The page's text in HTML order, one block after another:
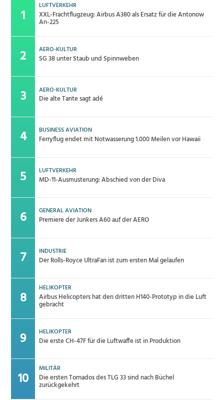
LUFTVERKEHR
XXL-Frachtflugzeug: Airbus A380 als Ersatz für die Antonow
An-225
AERO-KULTUR
SG 38 unter Staub und Spinnweben
AERO-KULTUR
Die alte Tante sagt adé
BUSINESS AVIATION
Ferryflug endet mit Notwasserung 1.000 Meilen vor Hawaii
LUFTVERKEHR
MD-11-Ausmusterung: Abschied von der Diva
GENERAL AVIATION
Premiere der Junkers A60 auf der AERO
INDUSTRIE
Der Rolls-Royce UltraFan ist zum ersten Mal gelaufen
HELIKOPTER
Airbus Helicopters hat den dritten H140-Prototyp in die Luft
gebracht
HELIKOPTER
Die erste CH-47F für die Luftwaffe ist in Produktion
MILITÄR
Die ersten Tornados des TLG 33 sind nach Büchel
zurückgekehrt